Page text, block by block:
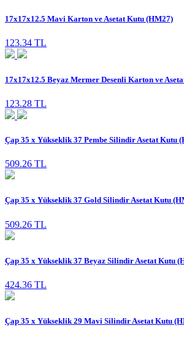
17x17x12.5 Mavi Karton ve Asetat Kutu (HM27)
123.34 TL
17x17x12.5 Beyaz Mermer Desenli Karton ve
123.28 TL
Çap 35 x Yükseklik 37 Pembe Silindir Asetat Kutu
509.26 TL
Çap 35 x Yükseklik 37 Gold Silindir Asetat Kutu
509.26 TL
Çap 35 x Yükseklik 37 Beyaz Silindir Asetat Kutu
424.36 TL
Çap 35 x Yükseklik 29 Mavi Silindir Asetat Kutu